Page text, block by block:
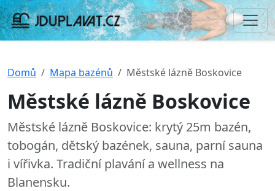
Domů Mapa bazénů Městské lázně Boskovice
Městské lázně Boskovice
Městské lázně Boskovice: krytý 25m bazén,
tobogán, dětský bazének, sauna, parní sauna
i vířivka. Tradiční plavání a wellness na
Blanensku.